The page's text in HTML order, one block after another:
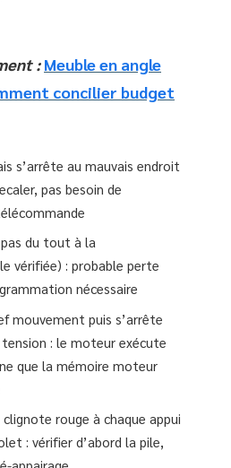
: Meuble en angle
concilier budget
s’arrête au mauvais endroit
pas besoin de
du tout à la
vérifiée) : probable perte
nécessaire
mouvement puis s’arrête
: le moteur exécute
que la mémoire moteur
rouge à chaque appui
: vérifier d’abord la pile,